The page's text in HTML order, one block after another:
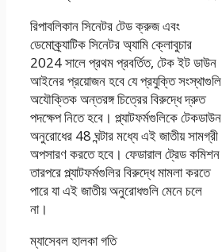
রিপাবলিকান সিনেটর টেড ক্রুজ এবং
ডেমোক্র্যাটিক সিনেটর অ্যামি ক্লোবুচার
2024 সালে প্রথম প্রবর্তিত, টেক ইট ডাউন
আইনের প্রয়োজন হবে যে প্রযুক্তি সংস্থাগুলি
অযৌক্তিক অন্তরঙ্গ চিত্রের বিরুদ্ধে দ্রুত
পদক্ষেপ নিতে হবে। প্ল্যাটফর্মগুলিকে টেকডাউন
অনুরোধের 48 ঘন্টার মধ্যে এই জাতীয় সামগ্রী
অপসারণ করতে হবে। ফেডারাল ট্রেড কমিশন
তারপরে প্ল্যাটফর্মগুলির বিরুদ্ধে মামলা করতে
পারে যা এই জাতীয় অনুরোধগুলি মেনে চলে
না।
ম্যাসেবল হালকা গতি